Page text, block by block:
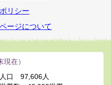
リシー
ージについて
現在）
人口
97,606人